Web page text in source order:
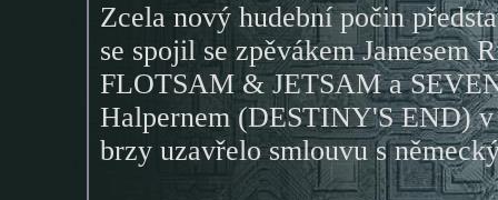
Zcela nový hudební počin
se spojil se zpěvákem
FLOTSAM & JETSAM a
Halpernem (DESTINY'S END)
brzy uzavřelo smlouvu s